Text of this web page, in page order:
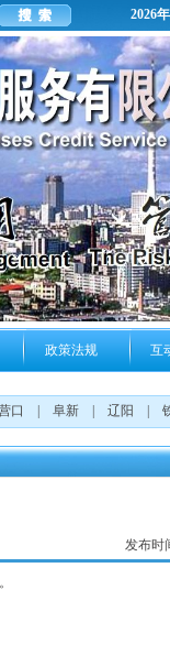
2026
政策法规 互
口 阜新 辽阳
发布时